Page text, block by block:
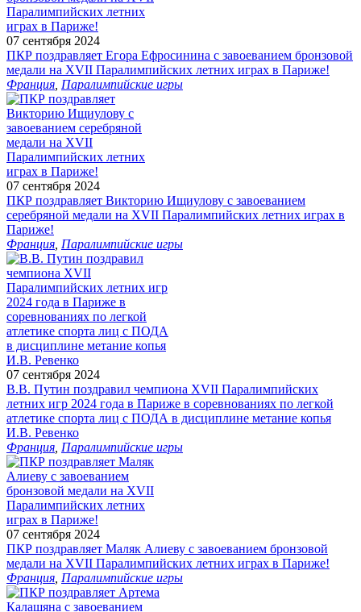
07 сентября 2024
ПКР поздравляет Егора Ефросинина с завоеванием бронзовой
медали на XVII Паралимпийских летних играх в Париже!
Франция Паралимпийские игры
07 сентября 2024
ПКР поздравляет Викторию Ищиулову с завоеванием
серебряной медали на XVII Паралимпийских летних играх в
Париже!
Франция Паралимпийские игры
07 сентября 2024
В.В. Путин поздравил чемпиона XVII Паралимпийских
летних игр 2024 года в Париже в соревнованиях по легкой
атлетике спорта лиц с ПОДА в дисциплине метание копья
И.В. Ревенко
Франция Паралимпийские игры
07 сентября 2024
ПКР поздравляет Маляк Алиеву с завоеванием бронзовой
медали на XVII Паралимпийских летних играх в Париже!
Франция Паралимпийские игры